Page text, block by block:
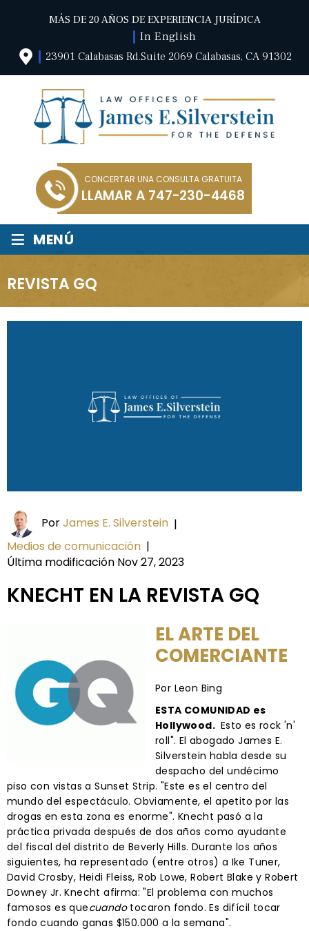
MÁS DE 20 AÑOS DE EXPERIENCIA JURÍDICA
In English
23901 Calabasas Rd.Suite 2069 Calabasas, CA 91302
CONCERTAR UNA CONSULTA GRATUITA
LLAMAR A 747-230-4468
≡ MENÚ
REVISTA GQ
PorJames E. Silverstein |
Medios de comunicación |
Última modificación Nov 27, 2023
KNECHT EN LA REVISTA GQ
EL ARTE DEL
COMERCIANTE
Por Leon Bing
ESTA COMUNIDAD es
Hollywood. Esto es rock 'n'
roll". El abogado James E.
Silverstein habla desde su
despacho del undécimo
piso con vistas a Sunset Strip. "Este es el centro del
mundo del espectáculo. Obviamente, el apetito por las
drogas en esta zona es enorme". Knecht pasó a la
práctica privada después de dos años como ayudante
del fiscal del distrito de Beverly Hills. Durante los años
siguientes, ha representado (entre otros) a Ike Tuner,
David Crosby, Heidi Fleiss, Rob Lowe, Robert Blake y Robert
Downey Jr. Knecht afirma: "El problema con muchos
famosos es quecuandotocaron fondo. Es difícil tocar
fondo cuando ganas $150.000 a la semana".